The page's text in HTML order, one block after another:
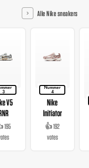
Alle Nike sneakers
3
V5
195
Nummer
4
Nike
Initiator
👍 192
votes